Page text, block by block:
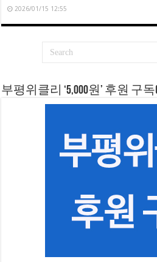
2026/01/15 12:55
부평위클리 ‘5,000원’ 후원 구